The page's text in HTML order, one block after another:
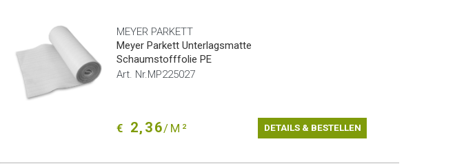
MEYER PARKETT
Meyer Parkett Unterlagsmatte
Schaumstofffolie PE
Art. Nr.MP225027
€ 2,36/M² DETAILS & BESTELLEN